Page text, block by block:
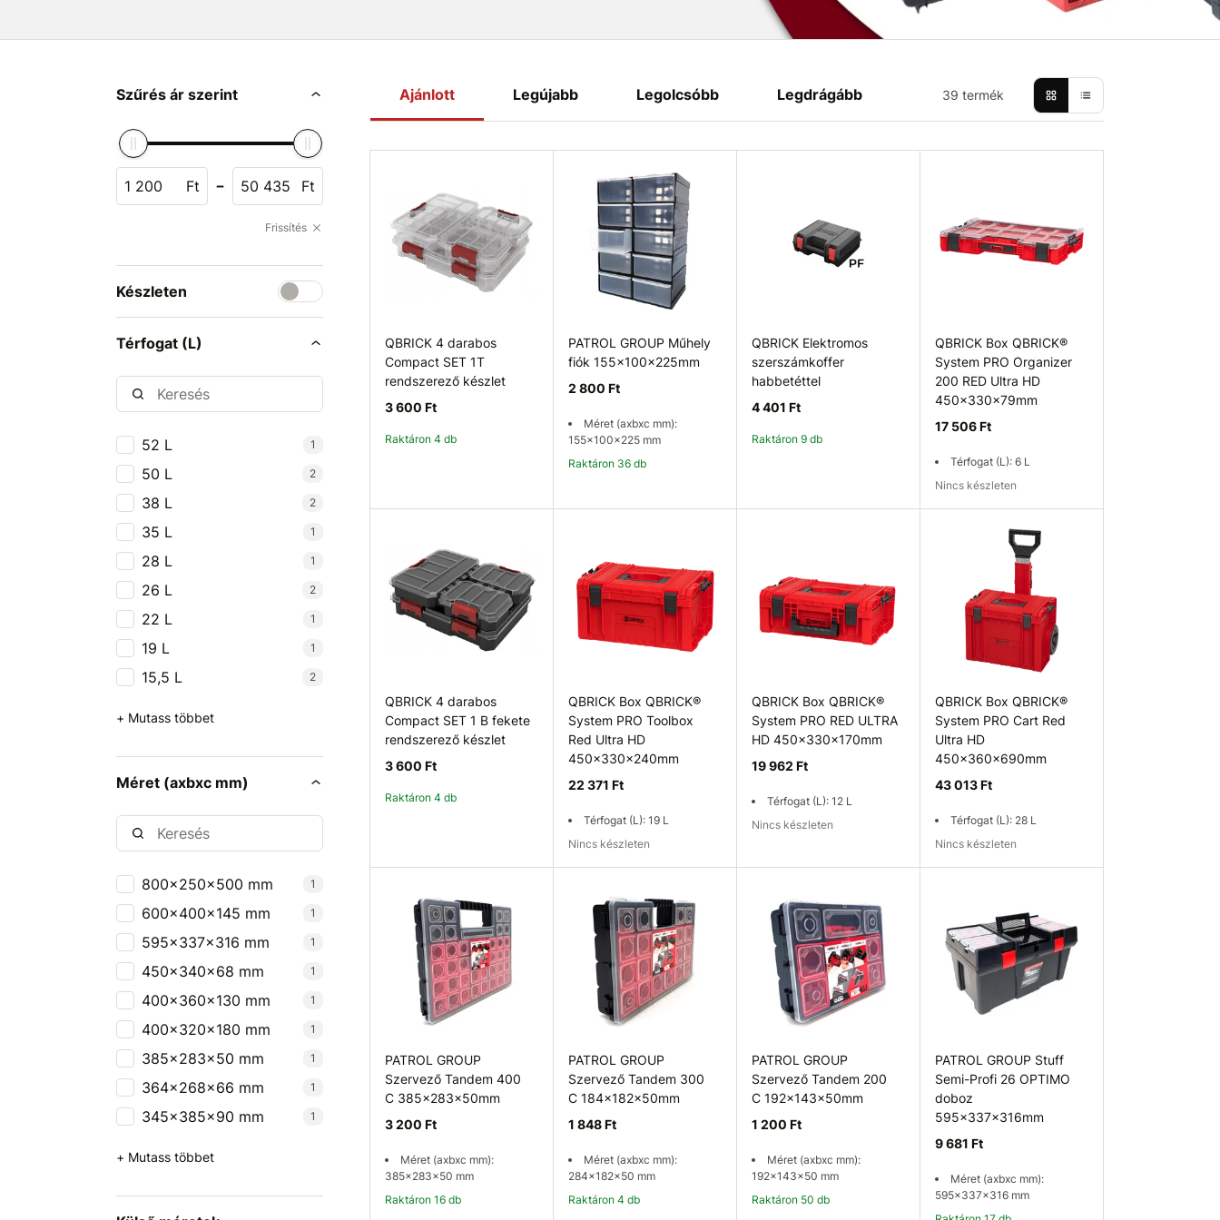
Szűrés ár szerint
Ft - Ft
Frissítés
Készleten
Térfogat (L)
52 L 1
50 L 2
38 L 2
35 L 1
28 L 1
26 L 2
22 L 1
19 L 1
15,5 L 2
+ Mutass többet
Méret (axbxc mm)
800x250x500 mm 1
600x400x145 mm 1
595x337x316 mm 1
450x340x68 mm 1
400x360x130 mm 1
400x320x180 mm 1
385x283x50 mm 1
364x268x66 mm 1
345x385x90 mm 1
+ Mutass többet
Ajánlott Legújabb Legolcsóbb Legdrágább 39 termék
QBRICK 4 darabos
Compact SET 1T
rendszerező készlet
3 600 Ft
Raktáron 4 db
PATROL GROUP Műhely
fiók 155x100x225mm
2 800 Ft
Méret (axbxc mm):
155x100x225 mm
Raktáron 36 db
QBRICK Elektromos
szerszámkoffer
habbetéttel
4 401 Ft
Raktáron 9 db
QBRICK Box QBRICK®
System PRO Organizer
200 RED Ultra HD
450x330x79mm
17 506 Ft
Térfogat (L): 6 L
Nincs készleten
Elérhetőség ellenőrzése
QBRICK 4 darabos
Compact SET 1 B fekete
rendszerező készlet
3 600 Ft
Raktáron 4 db
QBRICK Box QBRICK®
System PRO Toolbox
Red Ultra HD
450x330x240mm
22 371 Ft
Térfogat (L): 19 L
Nincs készleten
QBRICK Box QBRICK®
System PRO RED ULTRA
HD 450x330x170mm
19 962 Ft
Térfogat (L): 12 L
Nincs készleten
QBRICK Box QBRICK®
System PRO Cart Red
Ultra HD
450x360x690mm
43 013 Ft
Térfogat (L): 28 L
Nincs készleten
PATROL GROUP
Szervező Tandem 400
C 385x283x50mm
3 200 Ft
Méret (axbxc mm):
385x283x50 mm
Raktáron 16 db
PATROL GROUP
Szervező Tandem 300
C 184x182x50mm
1 848 Ft
Méret (axbxc mm):
284x182x50 mm
Raktáron 4 db
PATROL GROUP
Szervező Tandem 200
C 192x143x50mm
1 200 Ft
Méret (axbxc mm):
192x143x50 mm
Raktáron 50 db
PATROL GROUP Stuff
Semi-Profi 26 OPTIMO
doboz
595x337x316mm
9 681 Ft
Méret (axbxc mm):
595x337x316 mm